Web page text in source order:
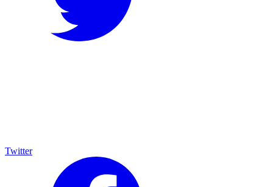
Twitter